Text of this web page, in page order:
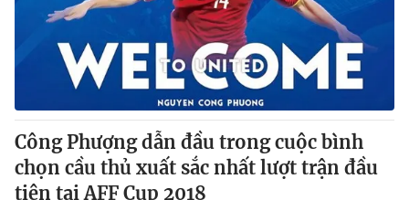
Công Phượng dẫn đầu trong cuộc bình
chọn cầu thủ xuất sắc nhất lượt trận đầu
tiên tại AFF Cup 2018